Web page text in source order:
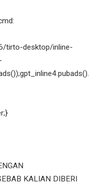
tirto-desktop/inline-
KALIAN DIBERI